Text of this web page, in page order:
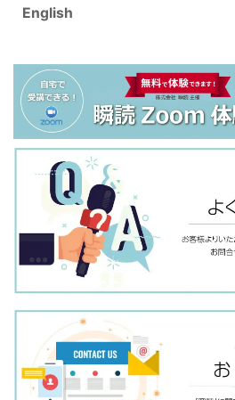
English